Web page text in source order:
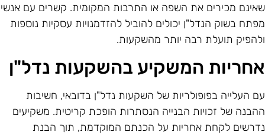
מכירים את השפה או התרבות המקומית. קשרים עם אנשי
בשוק הנדל"ן יכולים להוביל להזדמנויות עסקיות נוספות
תועלת רבה יותר מהשקעות.
המשקיע בהשקעות נדל"ן
העלייה בפופולריות של השקעות נדל"ן בדובאי, חשיבות
של זכויות הבנייה הנסתרות הופכת קריטית. משקיעים
לקחת אחריות על הכנתם המוקדמת, תוך הבנת